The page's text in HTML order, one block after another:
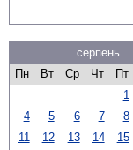
серпень
Пн
Вт Ср Чт Пт
1
4
5 6 7 8
11
12 13 14 15